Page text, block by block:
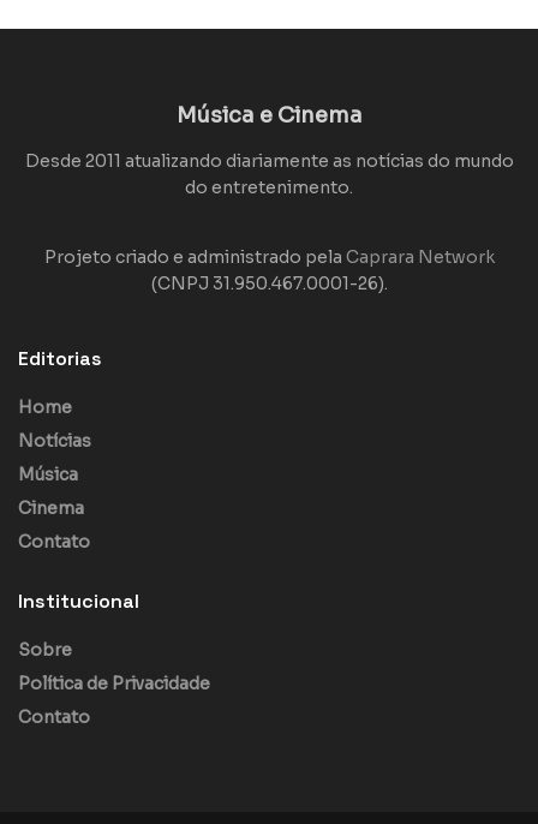
Música e Cinema
Desde 2011 atualizando diariamente as notícias do mundo
do entretenimento.
Projeto criado e administrado pela Caprara Network
(CNPJ 31.950.467.0001-26).
Editorias
Home
Notícias
Música
Cinema
Contato
Institucional
Sobre
Política de Privacidade
Contato